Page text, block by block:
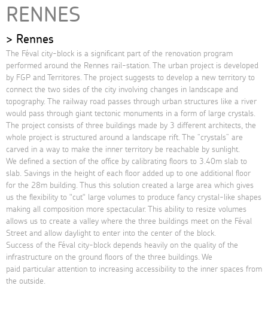
RENNES
Rennes
The Féval city-block is a significant part of the renovation program
performed around the Rennes rail-station. The urban project is developed
by FGP and Territores. The project suggests to develop a new territory to
connect the two sides of the city involving changes in landscape and
topography. The railway road passes through urban structures like a river
would pass through giant tectonic monuments in a form of large crystals.
The project consists of three buildings made ​​by 3 different architects, the
whole project is structured around a landscape rift. The “crystals” are
carved in a way to make the inner territory be reachable by sunlight.
We defined a section of the office by calibrating floors to 3.40m slab to
slab. Savings in the height of each floor added up to one additional floor
for the 28m building. Thus this solution created a large area which gives
us the flexibility to "cut" large volumes to produce fancy crystal-like shapes
making all composition more spectacular. This ability to resize volumes
allows us to create a valley where the three buildings meet on the Féval
Street and allow daylight to enter into the center of the block.
Success of the Féval city-block depends heavily on the quality of the
infrastructure on the ground floors of the three buildings. We
paid particular attention to increasing accessibility to the inner spaces from
the outside.